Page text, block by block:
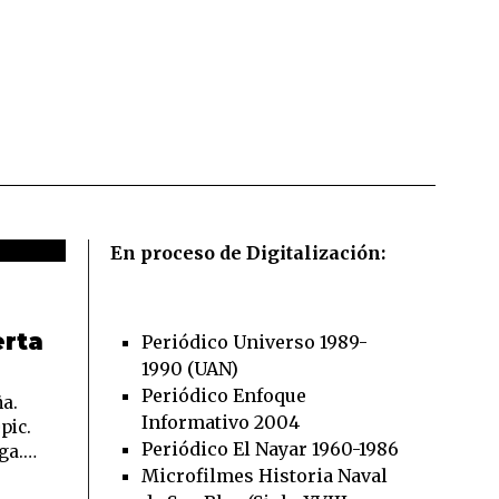
En proceso de Digitalización:
Periódico Universo 1989-
1990 (UAN)
Periódico Enfoque
Informativo 2004
Periódico El Nayar 1960-1986
Microfilmes Historia Naval